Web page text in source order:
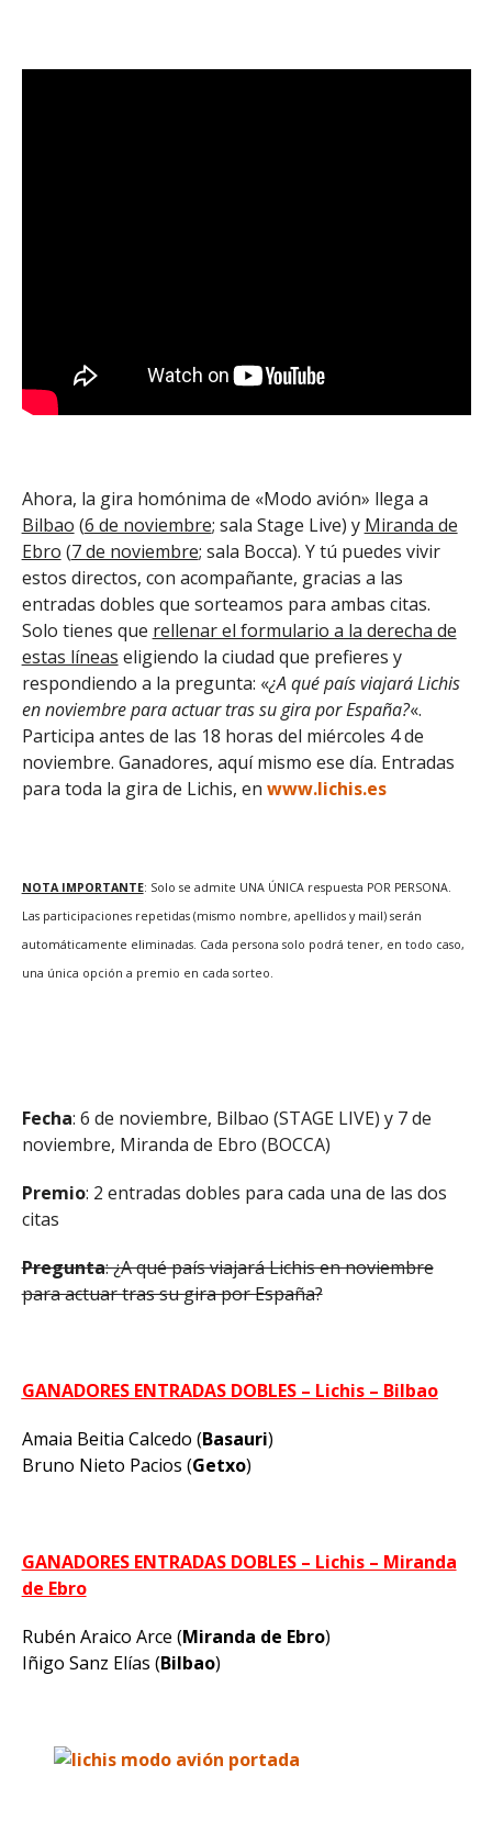
Ahora, la gira homónima de «Modo avión» llega a
Bilbao (6 de noviembre; sala Stage Live) y Miranda de
Ebro (7 de noviembre; sala Bocca). Y tú puedes vivir
estos directos, con acompañante, gracias a las
entradas dobles que sorteamos para ambas citas.
Solo tienes que rellenar el formulario a la derecha de
estas líneas eligiendo la ciudad que prefieres y
respondiendo a la pregunta: «¿A qué país viajará Lichis
en noviembre para actuar tras su gira por España?«.
Participa antes de las 18 horas del miércoles 4 de
noviembre. Ganadores, aquí mismo ese día. Entradas
para toda la gira de Lichis, en www.lichis.es
NOTA IMPORTANTE: Solo se admite UNA ÚNICA respuesta POR PERSONA.
Las participaciones repetidas (mismo nombre, apellidos y mail) serán
automáticamente eliminadas. Cada persona solo podrá tener, en todo caso,
una única opción a premio en cada sorteo.
Fecha: 6 de noviembre, Bilbao (STAGE LIVE) y 7 de
noviembre, Miranda de Ebro (BOCCA)
Premio: 2 entradas dobles para cada una de las dos
citas
Pregunta: ¿A qué país viajará Lichis en noviembre
para actuar tras su gira por España?
GANADORES ENTRADAS DOBLES – Lichis – Bilbao
Amaia Beitia Calcedo (Basauri)
Bruno Nieto Pacios (Getxo)
GANADORES ENTRADAS DOBLES – Lichis – Miranda
de Ebro
Rubén Araico Arce (Miranda de Ebro)
Iñigo Sanz Elías (Bilbao)